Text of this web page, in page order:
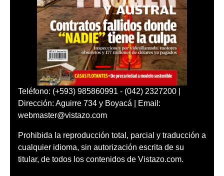
Teléfono: (+593) 985860991 - (042) 2327200 |
Dirección: Aguirre 734 y Boyacá | Email:
webmaster@vistazo.com
Prohibida la reproducción total, parcial y traducción a
cualquier idioma, sin autorización escrita de su
titular, de todos los contenidos de Vistazo.com.